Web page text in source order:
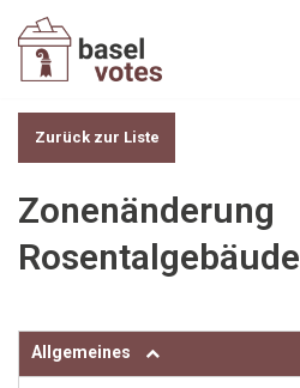
Zum
Zurück zur Liste
Zonenänderung
Rosentalgebäude
Allgemeines